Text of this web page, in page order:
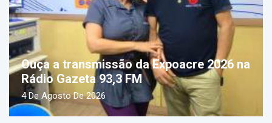
Ouça a transmissão da Expoacre 2026 na
Rádio Gazeta 93,3 FM
4 De Agosto De 2026